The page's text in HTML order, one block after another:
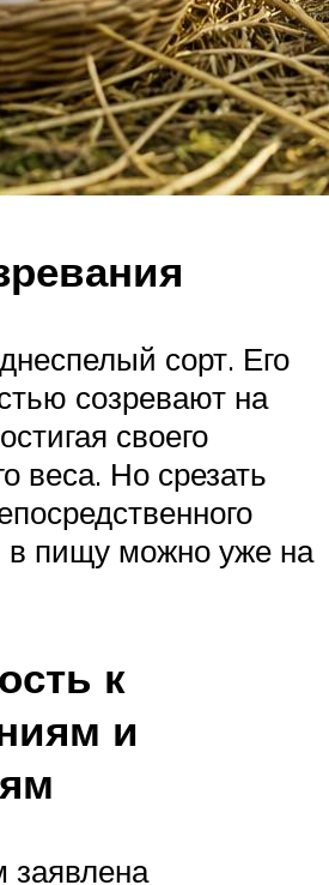
сорт. Его
созревают на
своего
веса. Но срезать
в пищу можно уже на
к
и
заявлена